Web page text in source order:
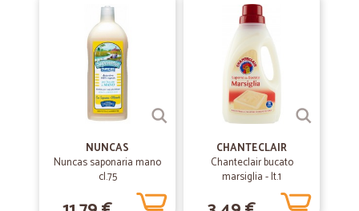
NUNCAS
Nuncas saponaria mano
cl.75
CHANTECLAIR
Chanteclair bucato
marsiglia - lt.1